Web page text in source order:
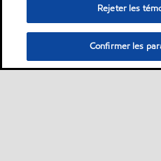
Rejeter les
Confirmer les